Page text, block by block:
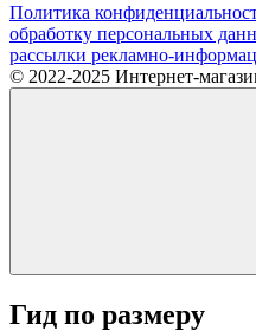
Политика
обработку персональных
рассылки рекламно-
© 2022-2025 Интернет-
Гид по размеру